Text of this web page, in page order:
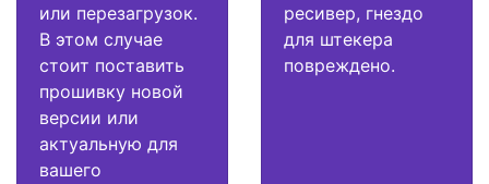
или перезагрузок.
В этом случае
стоит поставить
прошивку новой
версии или
актуальную для
вашего
ресивер, гнездо
для штекера
повреждено.